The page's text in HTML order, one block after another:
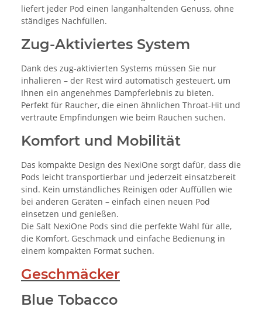
liefert jeder Pod einen langanhaltenden Genuss, ohne
ständiges Nachfüllen.
Zug-Aktiviertes System
Dank des zug-aktivierten Systems müssen Sie nur
inhalieren – der Rest wird automatisch gesteuert, um
Ihnen ein angenehmes Dampferlebnis zu bieten.
Perfekt für Raucher, die einen ähnlichen Throat-Hit und
vertraute Empfindungen wie beim Rauchen suchen.
Komfort und Mobilität
Das kompakte Design des NexiOne sorgt dafür, dass die
Pods leicht transportierbar und jederzeit einsatzbereit
sind. Kein umständliches Reinigen oder Auffüllen wie
bei anderen Geräten – einfach einen neuen Pod
einsetzen und genießen.
Die Salt NexiOne Pods sind die perfekte Wahl für alle,
die Komfort, Geschmack und einfache Bedienung in
einem kompakten Format suchen.
Geschmäcker
Blue Tobacco